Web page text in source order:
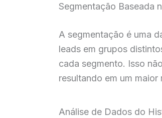
Segmentação Baseada
A segmentação é uma
leads em grupos
cada segmento. Isso
resultando em um
Análise de Dados do